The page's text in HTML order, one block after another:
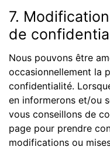
7.
de
Nous pouvons être
occasionnellement la
confidentialité.
en informerons et/ou
vous conseillons de
page pour prendre
modifications ou